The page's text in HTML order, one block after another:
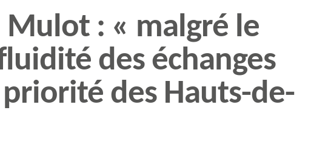
Mulot : « malgré le
des échanges
des Hauts-de-